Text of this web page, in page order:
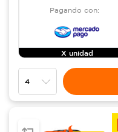
Pagando con:
X unidad